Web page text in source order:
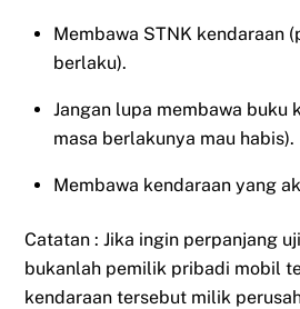
Membawa STNK kendaraan
berlaku).
Jangan lupa membawa buku
masa berlakunya mau habis).
Membawa kendaraan yang
Catatan : Jika ingin perpanjang
bukanlah pemilik pribadi mobil
kendaraan tersebut milik